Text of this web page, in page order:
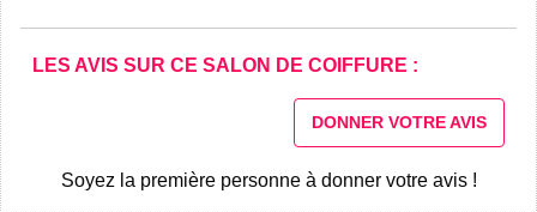
LES AVIS SUR CE SALON DE COIFFURE :
DONNER VOTRE AVIS
Soyez la première personne à donner votre avis !